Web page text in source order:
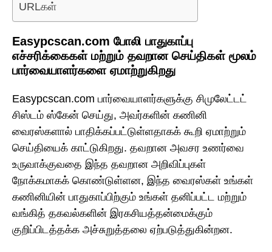
URLகள்
Easypcscan.com போலி பாதுகாப்பு
எச்சரிக்கைகள் மற்றும் தவறான செய்திகள் மூலம்
பார்வையாளர்களை ஏமாற்றுகிறது
Easypcscan.com பார்வையாளர்களுக்கு சிமுலேட்டட்
சிஸ்டம் ஸ்கேன் செய்து, அவர்களின் கணினி
வைரஸ்களால் பாதிக்கப்பட்டுள்ளதாகக் கூறி ஏமாற்றும்
செய்தியைக் காட்டுகிறது. தவறான அவசர உணர்வை
உருவாக்குவதை இந்த தவறான அறிவிப்புகள்
நோக்கமாகக் கொண்டுள்ளன, இந்த வைரஸ்கள் உங்கள்
கணினியின் பாதுகாப்பிற்கும் உங்கள் தனிப்பட்ட மற்றும்
வங்கித் தகவல்களின் இரகசியத்தன்மைக்கும்
குறிப்பிடத்தக்க அச்சுறுத்தலை ஏற்படுத்துகின்றன.